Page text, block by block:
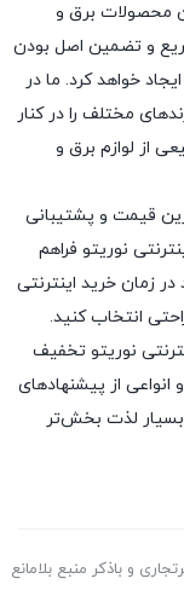
محصولات برق و
سریع و تضمین اصل بودن
خواهد کرد. ما در
مختلف را در کنار
از لوازم برق و
قیمت و پشتیبانی
نوریتو فراهم
زمان خرید اینترنتی
انتخاب کنید.
نوریتو تخفیف
انواعی از پیشنهادهای
بسیار لذت ‌بخش‌تر
و باذکر منبع بلامانع